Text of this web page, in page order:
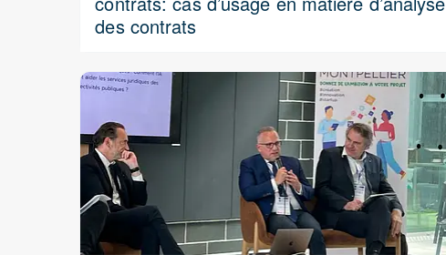
des contrats